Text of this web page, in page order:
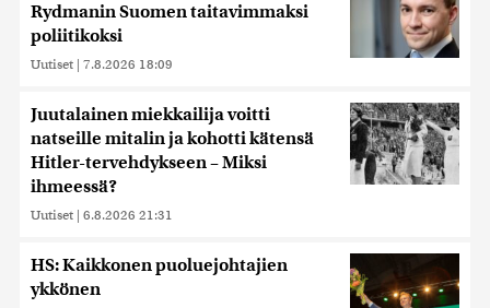
Rydmanin Suomen taitavimmaksi
poliitikoksi
Uutiset | 7.8.2026 18:09
Juutalainen miekkailija voitti
natseille mitalin ja kohotti kätensä
Hitler-tervehdykseen – Miksi
ihmeessä?
Uutiset | 6.8.2026 21:31
HS: Kaikkonen puoluejohtajien
ykkönen